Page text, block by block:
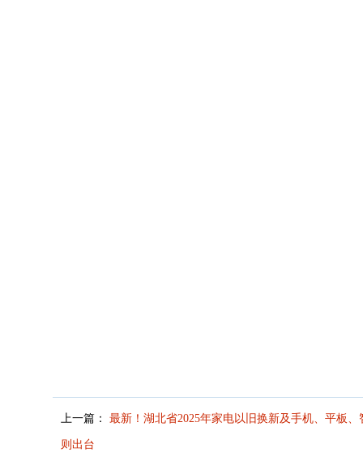
上一篇： 最新！湖北省2025年家电以旧换新及手机、平板
则出台